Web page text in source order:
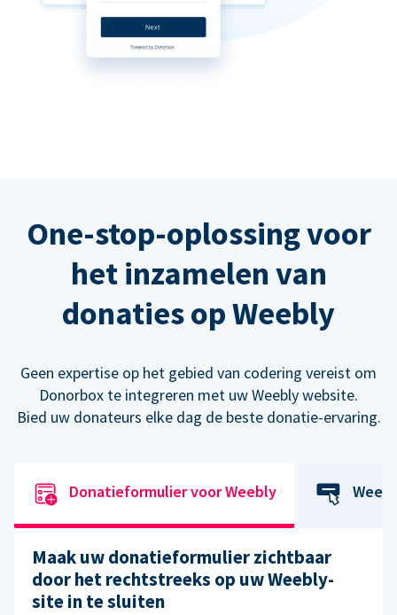
One-stop-oplossing voor
het inzamelen van
donaties op Weebly
Geen expertise op het gebied van codering vereist om
Donorbox te integreren met uw Weebly website.
Bied uw donateurs elke dag de beste donatie-ervaring.
Donatieformulier voor Weebly
Maak uw donatieformulier zichtbaar
door het rechtstreeks op uw Weebly-
site in te sluiten